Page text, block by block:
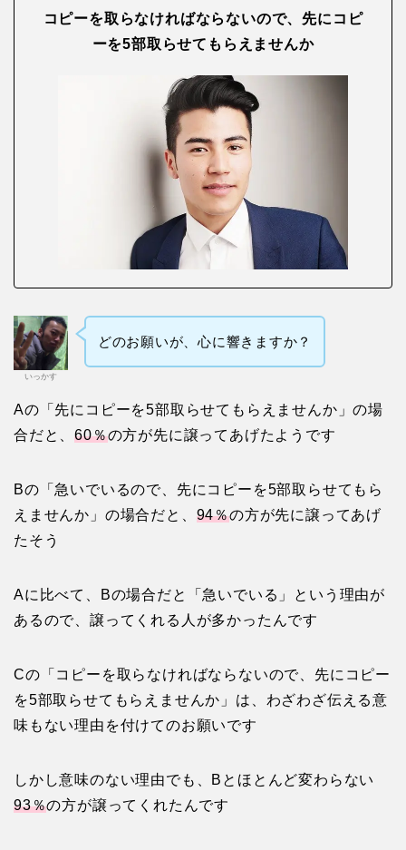
コピーを取らなければならないので、先にコピ
ーを5部取らせてもらえませんか
いっかす
どのお願いが、心に響きますか？
Aの「先にコピーを5部取らせてもらえませんか」の場
合だと、60％の方が先に譲ってあげたようです
Bの「急いでいるので、先にコピーを5部取らせてもら
えませんか」の場合だと、 94％の方が先に譲ってあげ
たそう
Aに比べて、Bの場合だと「急いでいる」という理由が
あるので、譲ってくれる人が多かったんです
Cの「コピーを取らなければならないので、先にコピー
を5部取らせてもらえませんか」は、わざわざ伝える意
味もない理由を付けてのお願いです
しかし意味のない理由でも、Bとほとんど変わらない
93％の方が譲ってくれたんです